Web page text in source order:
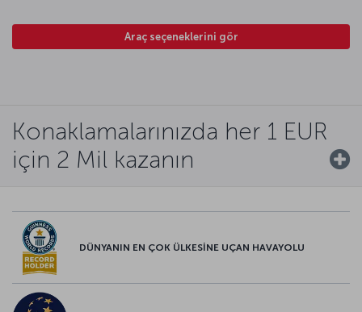
Araç seçeneklerini gör
Konaklamalarınızda her 1 EUR
için 2 Mil kazanın
DÜNYANIN EN ÇOK ÜLKESİNE UÇAN HAVAYOLU